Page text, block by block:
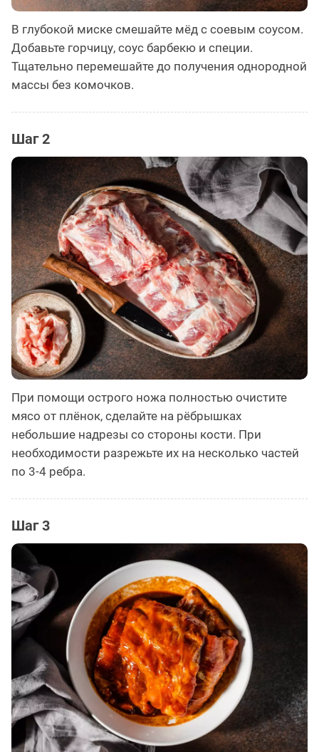
В глубокой миске смешайте мёд с соевым соусом.
Добавьте горчицу, соус барбекю и специи.
Тщательно перемешайте до получения однородной
массы без комочков.
Шаг 2
При помощи острого ножа полностью очистите
мясо от плёнок, сделайте на рёбрышках
небольшие надрезы со стороны кости. При
необходимости разрежьте их на несколько частей
по 3-4 ребра.
Шаг 3